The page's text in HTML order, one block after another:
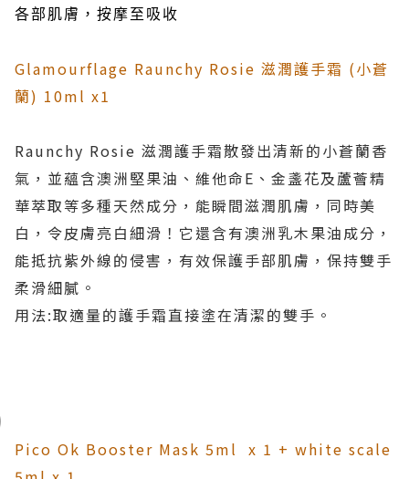
各部肌膚，按摩至吸收
Glamourflage Raunchy Rosie 滋潤護手霜 (小蒼
蘭) 10ml x1
Raunchy Rosie 滋潤護手霜散發出清新的小蒼蘭香
氣，並蘊含澳洲堅果油、維他命E、金盞花及蘆薈精
華萃取等多種天然成分，能瞬間滋潤肌膚，同時美
白，令皮膚亮白細滑！它還含有澳洲乳木果油成分，
能抵抗紫外線的侵害，有效保護手部肌膚，保持雙手
柔滑細膩。
用法:取適量的護手霜直接塗在清潔的雙手。
Pico Ok Booster Mask 5ml x 1 + white scale